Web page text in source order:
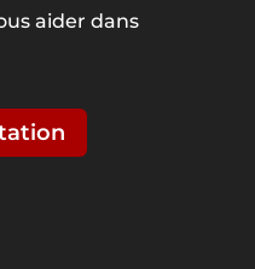
aider dans